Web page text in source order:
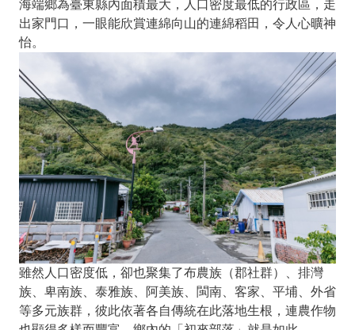
海端鄉為臺東縣內面積最大，人口密度最低的行政區，走
出家門口，一眼能欣賞連綿向山的連綿稻田，令人心曠神
怡。
雖然人口密度低，卻也聚集了布農族（郡社群）、排灣
族、卑南族、泰雅族、阿美族、閩南、客家、平埔、外省
等多元族群，彼此依著各自傳統在此落地生根，連農作物